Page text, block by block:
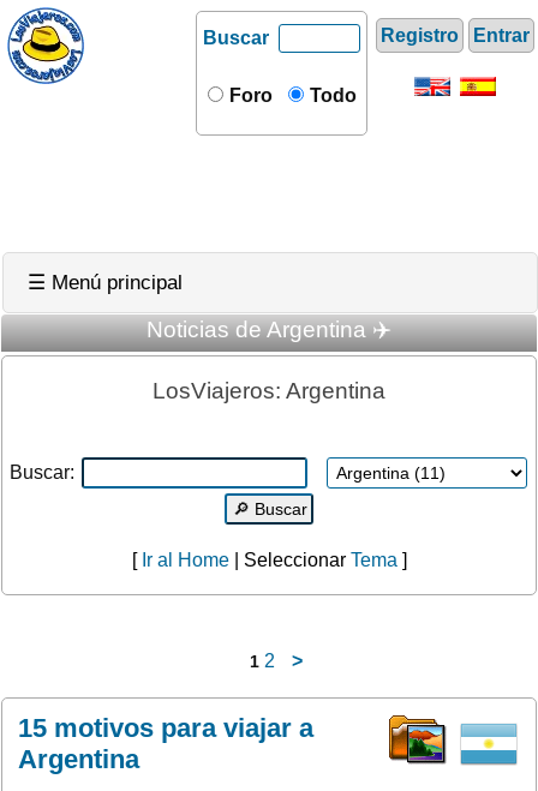
Registro Entrar
Buscar
Foro Todo
☰ Menú principal
Noticias de Argentina ✈️
LosViajeros: Argentina
Buscar:
[ Ir al Home| SeleccionarTema ]
1 2 >
15 motivos para viajar a
Argentina